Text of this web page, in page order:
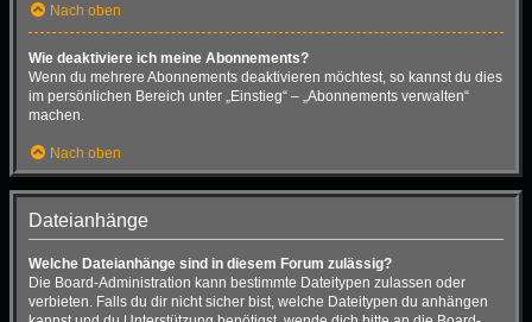
Nach oben
Wie deaktiviere ich meine Abonnements?
Wenn du mehrere Abonnements deaktivieren möchtest, so kannst du dies
im persönlichen Bereich unter „Einstieg“ – „Abonnements verwalten“
machen.
Nach oben
Dateianhänge
Welche Dateianhänge sind in diesem Forum zulässig?
Die Board-Administration kann bestimmte Dateitypen zulassen oder
verbieten. Falls du dir nicht sicher bist, welche Dateitypen du anhängen